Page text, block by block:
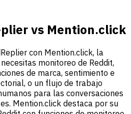
vs Mention.click
con Mention.click, la
monitoreo de Reddit,
de marca, sentimiento e
o un flujo de trabajo
para las conversaciones
Mention.click destaca por su